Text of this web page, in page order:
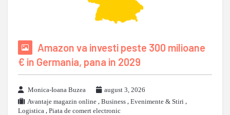
Amazon va investi peste 300 milioane
€ in Germania, pana in 2029
Monica-Ioana Buzea
august 3, 2026
Avantaje magazin online , Business , Evenimente & Stiri ,
Logistica , Piata de comert electronic